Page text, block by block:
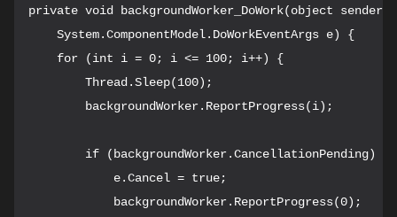
private void backgroundWorker_DoWork(object sender,
    System.ComponentModel.DoWorkEventArgs e) {
    for (int i = 0; i <= 100; i++) {
        Thread.Sleep(100);
        backgroundWorker.ReportProgress(i);
        if (backgroundWorker.CancellationPending) {
            e.Cancel = true;
            backgroundWorker.ReportProgress(0);